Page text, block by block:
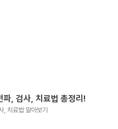
, 검사, 치료법 총정리!
치료법 알아보기